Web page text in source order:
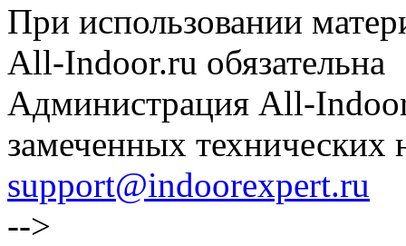
При использовании
All-Indoor.ru обязательна
Администрация All-
замеченных технических
support@indoorexpert.ru
-->